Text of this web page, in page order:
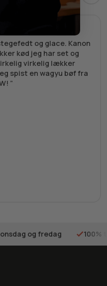
og glace. Kanon
kød jeg har set og
virkelig lækker
spist en wagyu bøf fra
og fredag 100%